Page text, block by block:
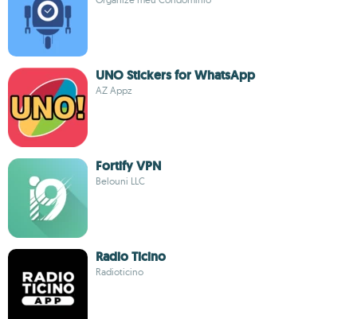
UNO Stickers for WhatsApp
AZ Appz
Fortify VPN
Belouni LLC
Radio Ticino
Radioticino